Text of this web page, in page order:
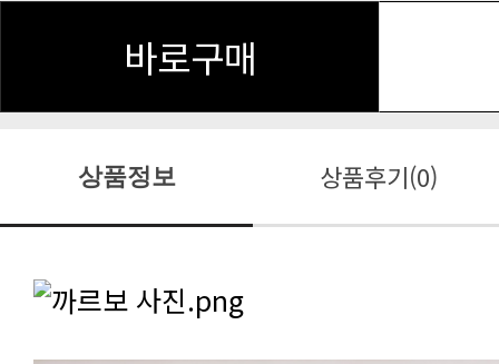
바로구매
상품정보 상품후기(0)